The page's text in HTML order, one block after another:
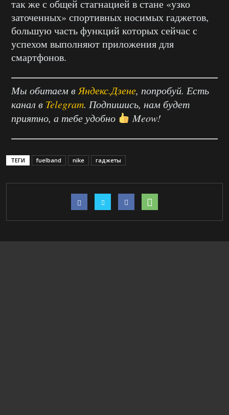
так же с общей стагнацией в стане «узко
заточенных» спортивных носимых гаджетов,
большую часть функций которых сейчас с
успехом выполняют приложения для
смартфонов.
Мы обитаем в Яндекс.Дзене, попробуй. Есть
канал в Telegram. Подпишись, нам будет
приятно, а тебе удобно
Meow!
ТЕГИ fuelband nike гаджеты